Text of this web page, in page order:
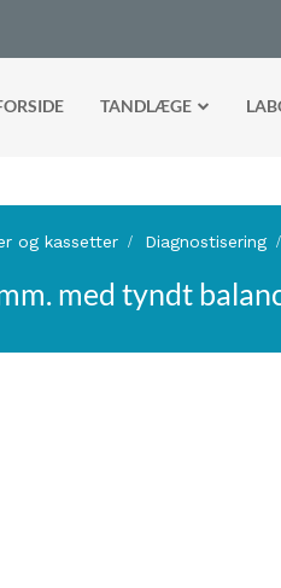
TANDLÆGE
og kassetter Diagnostisering
med tyndt